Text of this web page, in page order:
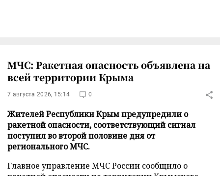
МЧС: Ракетная опасность объявлена на
всей территории Крыма
7 августа 2026, 15:14 0
Жителей Республики Крым предупредили о
ракетной опасности, соответствующий сигнал
поступил во второй половине дня от
регионального МЧС.
Главное управление МЧС России сообщило о